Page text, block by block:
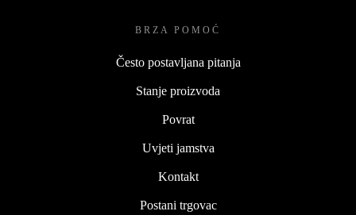
BRZA POMOĆ
Često postavljana pitanja
Stanje proizvoda
Povrat
Uvjeti jamstva
Kontakt
Postani trgovac